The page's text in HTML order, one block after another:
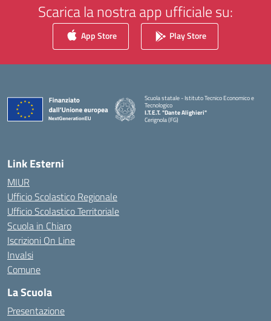
Scarica la nostra app ufficiale su:
App Store Play Store
Scuola statale - Istituto Tecnico Economico e
Tecnologico
I.T.E.T. "Dante Alighieri"
Cerignola (FG)
— Visita la pagina iniziale della scuola
Link Esterni
MIUR
Ufficio Scolastico Regionale
Ufficio Scolastico Territoriale
Scuola in Chiaro
Iscrizioni On Line
Invalsi
Comune
La Scuola
Presentazione